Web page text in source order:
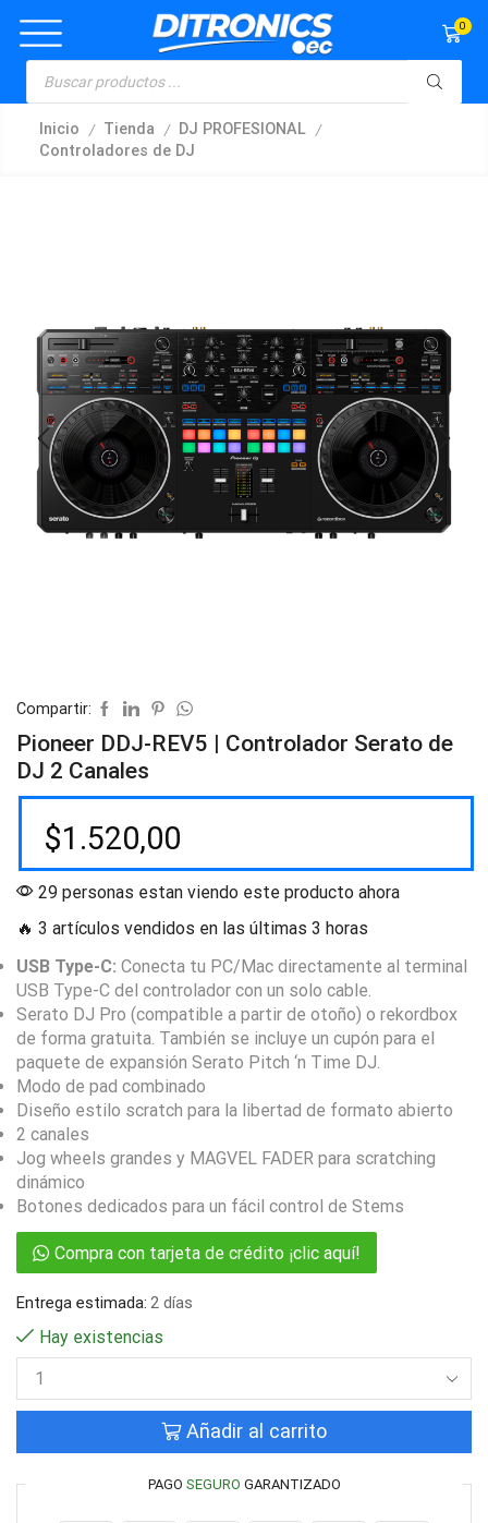
0
Inicio / Tienda / DJ PROFESIONAL /
Controladores de DJ
Compartir:
Pioneer DDJ-REV5 | Controlador Serato de
DJ 2 Canales
$1.520,00
29 personas estan viendo este producto ahora
🔥 3 artículos vendidos en las últimas 3 horas
USB Type-C: Conecta tu PC/Mac directamente al terminal
USB Type-C del controlador con un solo cable.
Serato DJ Pro (compatible a partir de otoño) o rekordbox
de forma gratuita. También se incluye un cupón para el
paquete de expansión Serato Pitch ‘n Time DJ.
Modo de pad combinado
Diseño estilo scratch para la libertad de formato abierto
2 canales
Jog wheels grandes y MAGVEL FADER para scratching
dinámico
Botones dedicados para un fácil control de Stems
Compra con tarjeta de crédito ¡clic aquí!
Entrega estimada: 2 días
Hay existencias
Añadir al carrito
PAGO SEGURO GARANTIZADO